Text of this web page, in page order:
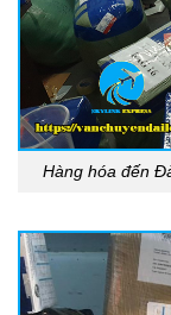
Hàng hóa đến